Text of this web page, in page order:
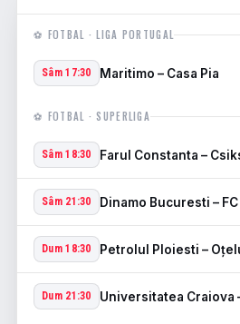
⚽ FOTBAL · LIGA PORTUGAL
Sâm 17:30 Maritimo – Casa Pia
⚽ FOTBAL · SUPERLIGA
Sâm 18:30 Farul Constanta –
Sâm 21:30 Dinamo Bucuresti –
Dum 18:30 Petrolul Ploiesti –
Dum 21:30 Universitatea Craiova